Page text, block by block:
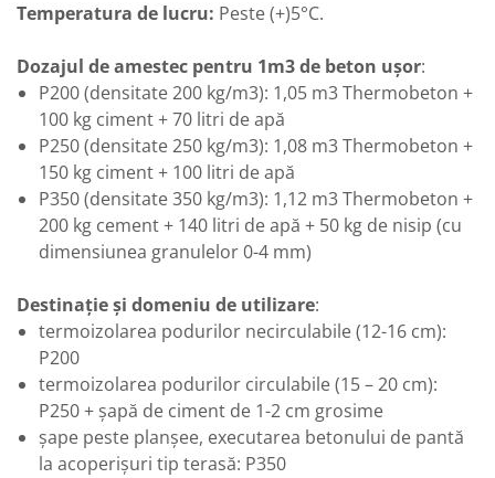
Temperatura de lucru: Peste (+)5°C.
Dozajul de amestec pentru 1m3 de beton ușor:
P200 (densitate 200 kg/m3): 1,05 m3 Thermobeton +
100 kg ciment + 70 litri de apă
P250 (densitate 250 kg/m3): 1,08 m3 Thermobeton +
150 kg ciment + 100 litri de apă
P350 (densitate 350 kg/m3): 1,12 m3 Thermobeton +
200 kg cement + 140 litri de apă + 50 kg de nisip (cu
dimensiunea granulelor 0-4 mm)
Destinație și domeniu de utilizare:
termoizolarea podurilor necirculabile (12-16 cm):
P200
termoizolarea podurilor circulabile (15 – 20 cm):
P250 + șapă de ciment de 1-2 cm grosime
șape peste planșee, executarea betonului de pantă
la acoperișuri tip terasă: P350